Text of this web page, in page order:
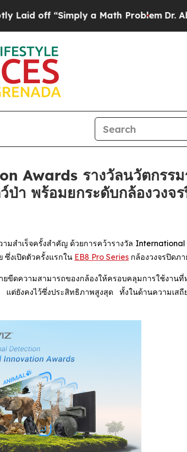
“Simply a Math Problem Dr. Abdul El-
Awards รางวัลนวัตกรร
า พร้อมยกระดับกล้องวงจ
มสำเร็จครั้งสำคัญ ด้วยการคว้ารางวัล
งเปิดตัวครั้งแรกใน EB8 Pro Series กล้องวงจรปิดภ
ความสามารถของกล้องให้ครอบคลุมการใช้งาน
แต่ยังคงไว้ซึ่งประสิทธิภาพสูงสุด ทั้งในด้านความเ